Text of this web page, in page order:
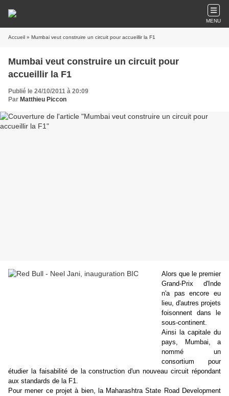
MENU
Accueil » Mumbai veut construire un circuit pour accueillir la F1
Mumbai veut construire un circuit pour
accueillir la F1
Publié le 24/10/2011 à 20:09
Par Matthieu Piccon
Alors que le premier
Grand-Prix d'Inde
n'a pas encore eu
lieu, d'autres projets
foisonnent dans le
sous-continent.
Ainsi la capitale du
pays, Mumbai, a
nommé un
consortium pour
étudier la faisabilité de la construction d'un nouveau circuit répondant
aux standards de la F1.
Pour mener ce projet à bien, la Maharashtra State Road Development